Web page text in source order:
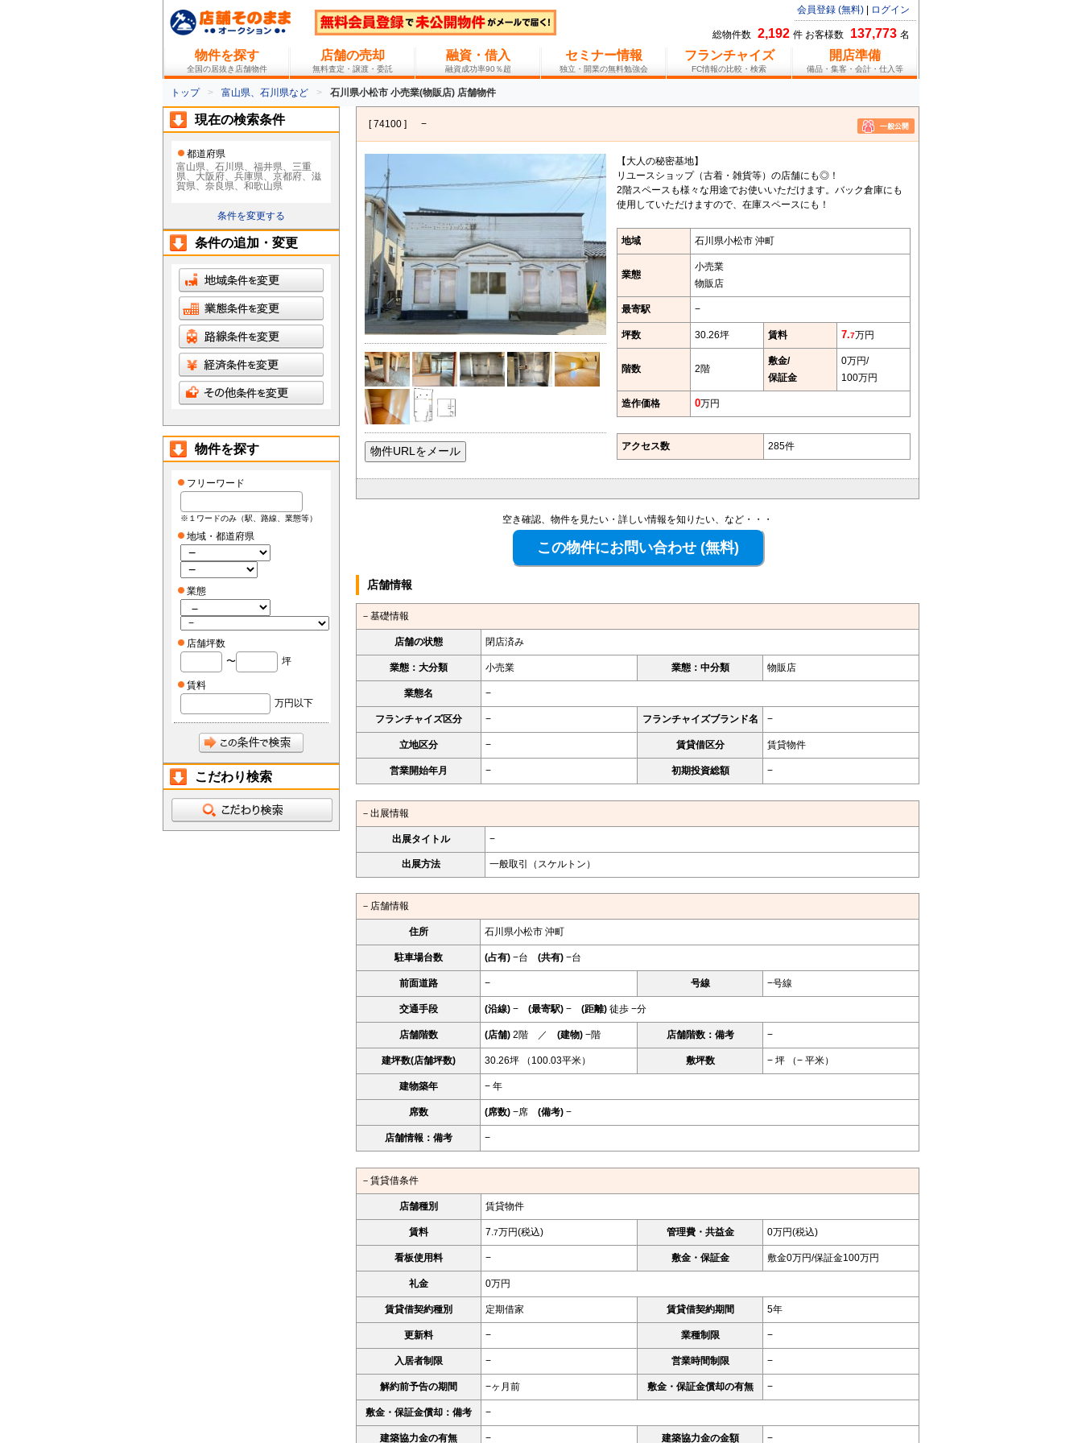
会員登録 (無料) ログイン
総物件数 2,192 件 お客様数 137,773 名
物件を探す
全国の居抜き店舗物件
店舗の売却
無料査定・譲渡・委託
融資・借入
融資成功率90％超
セミナー情報
独立・開業の無料勉強会
フランチャイズ
FC情報の比較・検索
開店準備
備品・集客・会計・仕入等
トップ 富山県、石川県など 石川県小松市 小売業(物販店) 店舗物件
[ 74100 ] −
【大人の秘密基地】
リユースショップ（古着・雑貨等）の店舗にも◎！
2階スペースも様々な用途でお使いいただけます。バック倉庫にも
使用していただけますので、在庫スペースにも！
地域 石川県小松市 沖町
業態
小売業
物販店
最寄駅 −
坪数 30.26坪 賃料 7.7万円
階数 2階
敷金/
保証金
0万円/
100万円
造作価格 0万円
アクセス数 285件
空き確認、物件を見たい・詳しい情報を知りたい、など・・・
店舗情報
－基礎情報
店舗の状態 閉店済み
業態：大分類 小売業 業態：中分類 物販店
業態名 −
フランチャイズ区分 − フランチャイズブランド名 −
立地区分 − 賃貸借区分 賃貸物件
営業開始年月 − 初期投資総額 −
－出展情報
出展タイトル −
出展方法 一般取引（スケルトン）
－店舗情報
住所 石川県小松市 沖町
駐車場台数 (占有) −台 (共有) −台
前面道路 − 号線 −号線
交通手段 (沿線) − (最寄駅) − (距離) 徒歩 −分
店舗階数 (店舗) 2階 ／ (建物) −階 店舗階数：備考 −
建坪数(店舗坪数) 30.26坪 （100.03平米） 敷坪数 − 坪 （− 平米）
建物築年 − 年
席数 (席数) −席 (備考) −
店舗情報：備考 −
－賃貸借条件
店舗種別 賃貸物件
賃料 7.7万円(税込) 管理費・共益金 0万円(税込)
看板使用料 − 敷金・保証金 敷金0万円/保証金100万円
礼金 0万円
賃貸借契約種別 定期借家 賃貸借契約期間 5年
更新料 − 業種制限 −
入居者制限 − 営業時間制限 −
解約前予告の期間 −ヶ月前 敷金・保証金償却の有無 −
敷金・保証金償却：備考 −
建築協力金の有無 − 建築協力金の金額 −
現在の検索条件
都道府県
富山県、石川県、福井県、三重
県、大阪府、兵庫県、京都府、滋
賀県、奈良県、和歌山県
条件を変更する
条件の追加・変更
物件を探す
フリーワード
※１ワードのみ（駅、路線、業態等）
地域・都道府県
業態
店舗坪数
〜
坪
賃料
万円以下
こだわり検索